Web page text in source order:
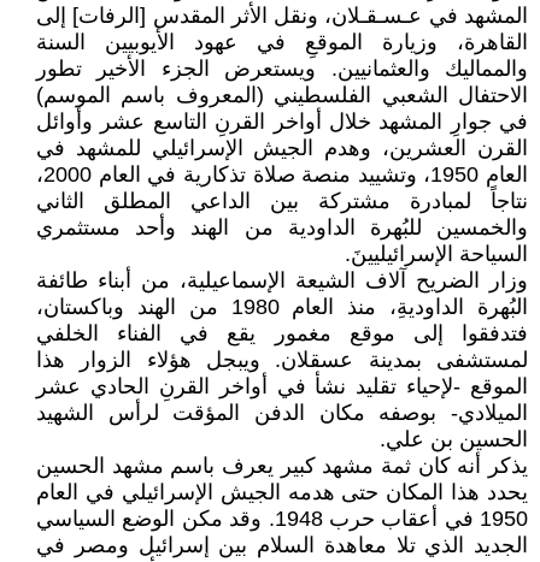
المشهد في عـسـقـلان، ونقل الأثر المقدس [الرفات] إلى
القاهرة، وزيارة الموقعِ في عهود الأيوبيين السنة
والمماليك والعثمانيين. ويستعرض الجزء الأخير تطور
الاحتفال الشعبي الفلسطيني (المعروف باسم الموسم)
في جوارِ المشهد خلال أواخر القرنِ التاسع عشر وأوائل
القرن العشرين، وهدم الجيش الإسرائيلي للمشهد في
العام 1950، وتشييد منصة صلاة تذكارية في العام 2000،
نتاجاً لمبادرة مشتركة بين الداعي المطلق الثاني
والخمسين للبُهرة الداودية من الهند وأحد مستثمري
السياحة الإسرائيليينَ.
وزار الضريح آلاف الشيعة الإسماعيلية، من أبناء طائفة
البُهرة الداوديةِ، منذ العام 1980 من الهند وباكستان،
فتدفقوا إلى موقع مغمور يقع في الفناء الخلفي
لمستشفى بمدينة عسقلان. ويبجل هؤلاء الزوار هذا
الموقع -لإحياء تقليد نشأ في أواخر القرنِ الحادي عشر
الميلادي- بوصفه مكان الدفن المؤقت لرأس الشهيد
الحسين بن علي.
يذكر أنه كان ثمة مشهد كبير يعرف باسم مشهد الحسين
يحدد هذا المكان حتى هدمه الجيش الإسرائيلي في العام
1950 في أعقاب حرب 1948. وقد مكن الوضع السياسي
الجديد الذي تلا معاهدة السلام بين إسرائيل ومصر في